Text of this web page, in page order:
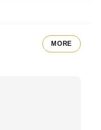
MORE